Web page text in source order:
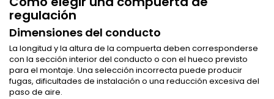
regulación
Dimensiones del conducto
La longitud y la altura de la compuerta deben corresponderse
con la sección interior del conducto o con el hueco previsto
para el montaje. Una selección incorrecta puede producir
fugas, dificultades de instalación o una reducción excesiva del
paso de aire.